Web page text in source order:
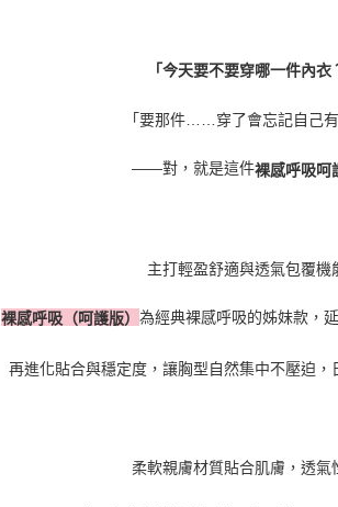
「今天要不要穿哪一件內衣
「要那件……穿了會忘記自己
——對，就是這件裸感呼吸呵
主打輕盈舒適與透氣包覆機
裸感呼吸（呵護版） 為經典裸感呼吸的姊妹款，
再進化貼合與穩定度，讓胸型自然集中不壓迫，
柔軟親膚材質貼合肌膚，透氣